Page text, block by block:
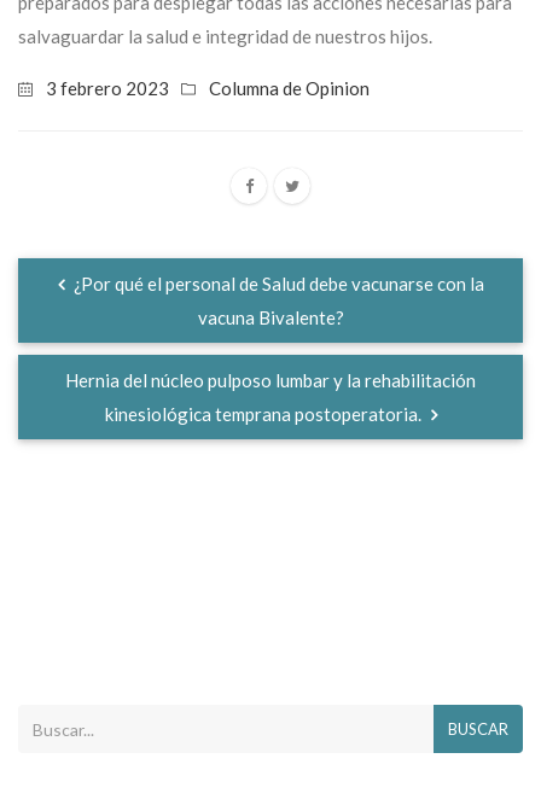
salvaguardar la salud e integridad de nuestros hijos.
3 febrero 2023 Columna de Opinion
¿Por qué el personal de Salud debe vacunarse con la
vacuna Bivalente?
Hernia del núcleo pulposo lumbar y la rehabilitación
kinesiológica temprana postoperatoria.
BUSCAR